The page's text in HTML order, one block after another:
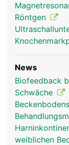
Röntgen
News
Biofeedback
Schwäche
weiblichen